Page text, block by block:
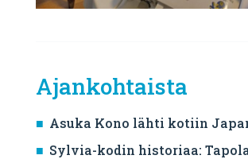
Ajankohtaista
Asuka Kono lähti kotiin
Sylvia-kodin historiaa: